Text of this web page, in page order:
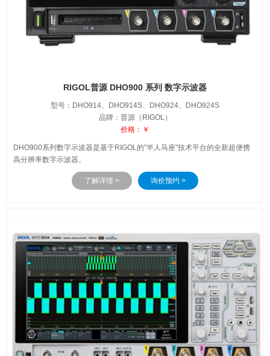
RIGOL普源 DHO900 系列 数字示波器
型号：DHO914、DHO914S、DHO924、DHO924S
品牌：普源（RIGOL）
价格：￥
DHO900系列数字示波器是基于RIGOL的"半人马座"技术平台的全新超便携
高分辨率数字示波器。
了解详情 > 询价预约 >